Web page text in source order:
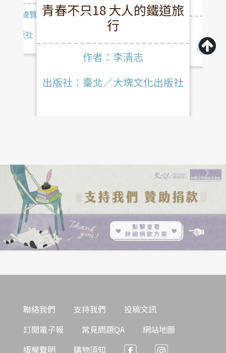
；蔡緯賢譯
出版社
青春不只18 大人的鐵道旅
行
作者：李清志
出版社：臺北／大塊文化出版社
出版社
聯絡我們 支持我們
投稿文訊
訂閱電子報
常見問題QA
網站地圖
版權聲明
購物須知